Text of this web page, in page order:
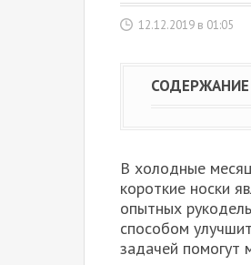
12.12.2019 в 01:05
СОДЕРЖАНИЕ
В холодные
короткие носки
опытных
способом
задачей помогут